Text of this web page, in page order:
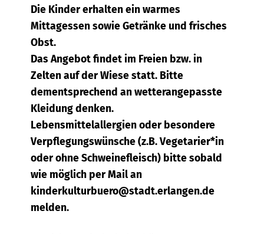
Die Kinder erhalten ein warmes
Mittagessen sowie Getränke und frisches
Obst.
Das Angebot findet im Freien bzw. in
Zelten auf der Wiese statt. Bitte
dementsprechend an wetterangepasste
Kleidung denken.
Lebensmittelallergien oder besondere
Verpflegungswünsche (z.B. Vegetarier*in
oder ohne Schweinefleisch) bitte sobald
wie möglich per Mail an
kinderkulturbuero@stadt.erlangen.de
melden.